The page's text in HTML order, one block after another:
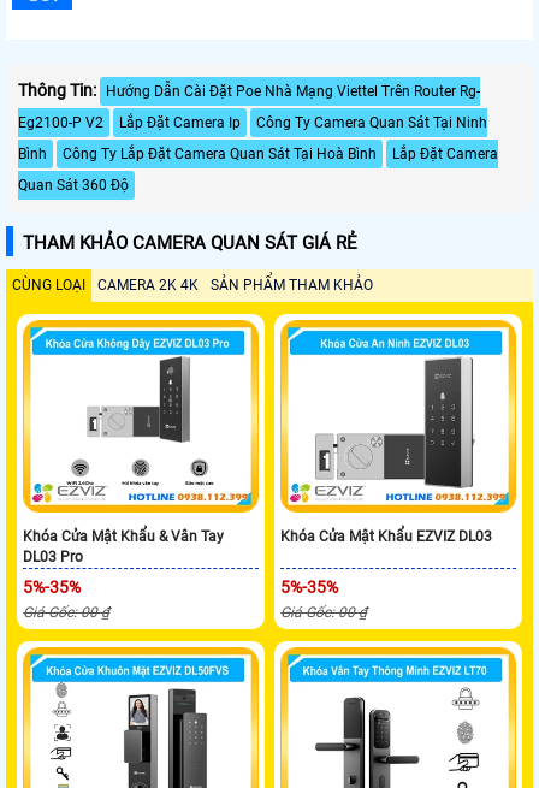
Thông Tin:
Hướng Dẫn Cài Đặt Poe Nhà Mạng Viettel Trên Router Rg-
Eg2100-P V2
Lắp Đặt Camera Ip
Công Ty Camera Quan Sát Tại Ninh
Bình
Công Ty Lắp Đặt Camera Quan Sát Tại Hoà Bình
Lắp Đặt Camera
Quan Sát 360 Độ
THAM KHẢO CAMERA QUAN SÁT GIÁ RẺ
CÙNG LOẠI CAMERA 2K 4K SẢN PHẨM THAM KHẢO
Khóa Cửa Mật Khẩu & Vân Tay
DL03 Pro
5%-35%
Giá Gốc: 00 ₫
Khóa Cửa Mật Khẩu EZVIZ DL03
5%-35%
Giá Gốc: 00 ₫